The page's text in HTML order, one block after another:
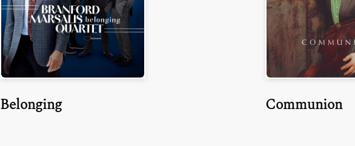
Belonging Communion